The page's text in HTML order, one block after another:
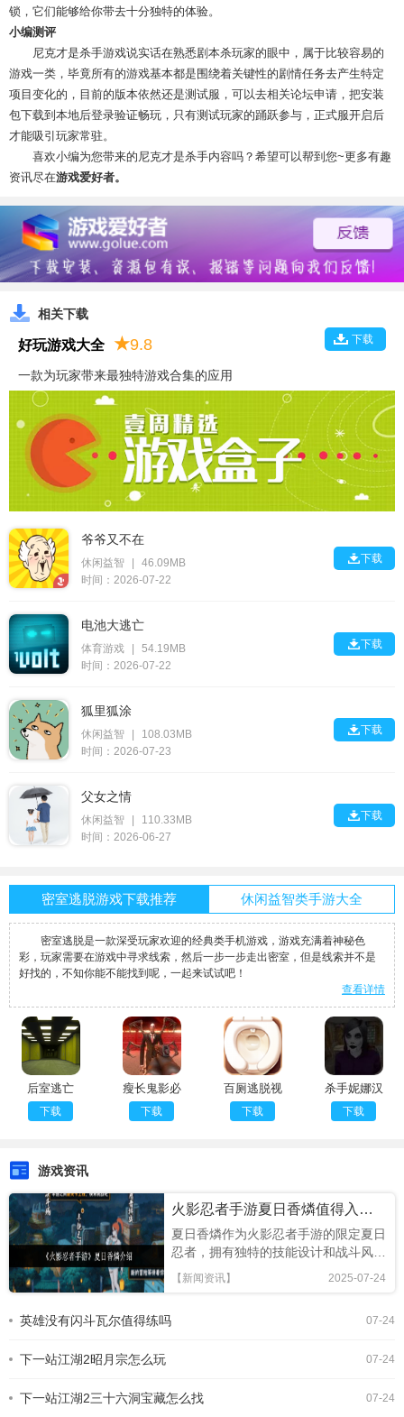
锁，它们能够给你带去十分独特的体验。
小编测评
尼克才是杀手游戏说实话在熟悉剧本杀玩家的眼中，属于比较容易的
游戏一类，毕竟所有的游戏基本都是围绕着关键性的剧情任务去产生特定
项目变化的，目前的版本依然还是测试服，可以去相关论坛申请，把安装
包下载到本地后登录验证畅玩，只有测试玩家的踊跃参与，正式服开启后
才能吸引玩家常驻。
喜欢小编为您带来的尼克才是杀手内容吗？希望可以帮到您~更多有趣
资讯尽在游戏爱好者。
相关下载
下载
好玩游戏大全 ★9.8
一款为玩家带来最独特游戏合集的应用
爷爷又不在
休闲益智
46.09MB
时间：2026-07-22
下载
电池大逃亡
体育游戏
54.19MB
时间：2026-07-22
下载
狐里狐涂
休闲益智
108.03MB
时间：2026-07-23
下载
父女之情
休闲益智
110.33MB
时间：2026-06-27
下载
密室逃脱游戏下载推荐 休闲益智类手游大全
密室逃脱是一款深受玩家欢迎的经典类手机游戏，游戏充满着神秘色
彩，玩家需要在游戏中寻求线索，然后一步一步走出密室，但是线索并不是
好找的，不知你能不能找到呢，一起来试试吧！
查看详情
后室逃亡
下载
瘦长鬼影必
须死第八章
下载
百厕逃脱视
频版
下载
杀手妮娜汉
化版
下载
游戏资讯
火影忍者手游夏日香燐值得入手吗
夏日香燐作为火影忍者手游的限定夏日
忍者，拥有独特的技能设计和战斗风
格，本文将从技能解析、连招技巧及竞
技场表现全面评估，助你判断是否值得
基础攻击方面，夏日香燐的普攻为五段
主，具备良好的起手能力，第三段下劈
段持续输出中，锁链从地面穿出进行终
2025-07-24
【新闻资讯】
07-24
英雄没有闪斗瓦尔值得练吗
07-24
下一站江湖2昭月宗怎么玩
07-24
下一站江湖2三十六洞宝藏怎么找